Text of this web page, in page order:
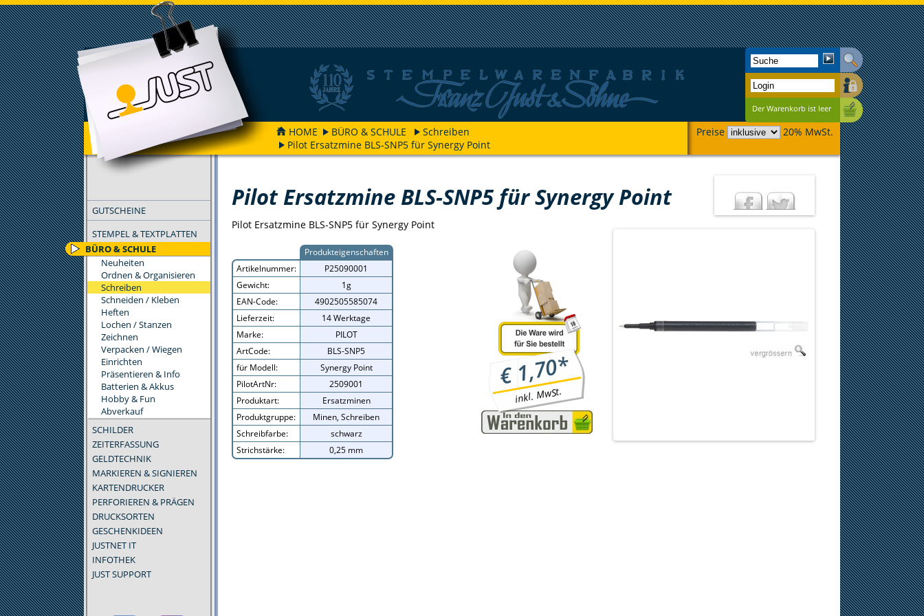
Der Warenkorb ist leer
Preise 20% MwSt.
HOME BÜRO & SCHULE
Schreiben
Pilot Ersatzmine BLS-SNP5 für Synergy Point
GUTSCHEINE
STEMPEL & TEXTPLATTEN
BÜRO & SCHULE
Neuheiten
Ordnen & Organisieren
Schreiben
Schneiden / Kleben
Heften
Lochen / Stanzen
Zeichnen
Verpacken / Wiegen
Einrichten
Präsentieren & Info
Batterien & Akkus
Hobby & Fun
Abverkauf
SCHILDER
ZEITERFASSUNG
GELDTECHNIK
MARKIEREN & SIGNIEREN
KARTENDRUCKER
PERFORIEREN & PRÄGEN
DRUCKSORTEN
GESCHENKIDEEN
JUSTNET IT
INFOTHEK
JUST SUPPORT
Pilot Ersatzmine BLS-SNP5 für Synergy Point
Pilot Ersatzmine BLS-SNP5 für Synergy Point
€1,70*
inkl. MwSt.
Produkteigenschaften
Artikelnummer:
P25090001
Gewicht:
1g
EAN-Code:
4902505585074
Lieferzeit:
14 Werktage
Marke:
PILOT
ArtCode:
BLS-SNP5
für Modell:
Synergy Point
PilotArtNr:
2509001
Produktart:
Ersatzminen
Produktgruppe:
Minen, Schreiben
Schreibfarbe:
schwarz
Strichstärke:
0,25 mm